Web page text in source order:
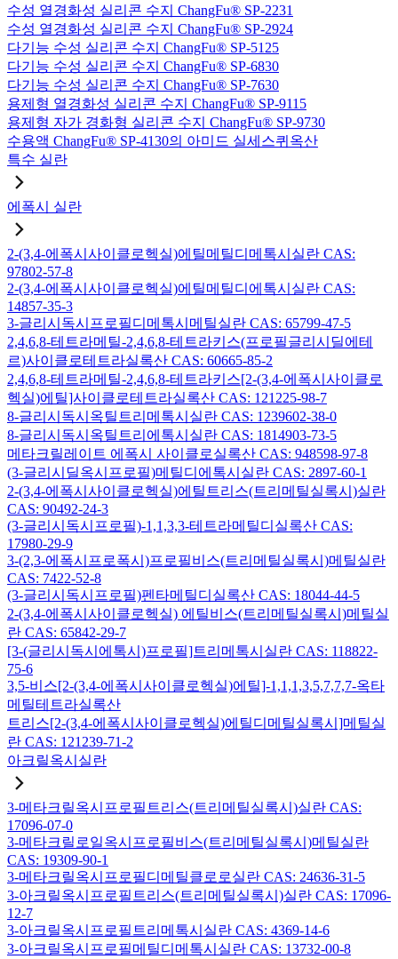
수성 열경화성 실리콘 수지 ChangFu® SP-2231
수성 열경화성 실리콘 수지 ChangFu® SP-2924
다기능 수성 실리콘 수지 ChangFu® SP-5125
다기능 수성 실리콘 수지 ChangFu® SP-6830
다기능 수성 실리콘 수지 ChangFu® SP-7630
용제형 열경화성 실리콘 수지 ChangFu® SP-9115
용제형 자가 경화형 실리콘 수지 ChangFu® SP-9730
수용액 ChangFu® SP-4130의 아미드 실세스퀴옥산
특수 실란
에폭시 실란
2-(3,4-에폭시사이클로헥실)에틸메틸디메톡시실란 CAS:
97802-57-8
2-(3,4-에폭시사이클로헥실)에틸메틸디에톡시실란 CAS:
14857-35-3
3-글리시독시프로필디메톡시메틸실란 CAS: 65799-47-5
2,4,6,8-테트라메틸-2,4,6,8-테트라키스(프로필글리시딜에테
르)사이클로테트라실록산 CAS: 60665-85-2
2,4,6,8-테트라메틸-2,4,6,8-테트라키스[2-(3,4-에폭시사이클로
헥실)에틸]사이클로테트라실록산 CAS: 121225-98-7
8-글리시독시옥틸트리메톡시실란 CAS: 1239602-38-0
8-글리시독시옥틸트리에톡시실란 CAS: 1814903-73-5
메타크릴레이트 에폭시 사이클로실록산 CAS: 948598-97-8
(3-글리시딜옥시프로필)메틸디에톡시실란 CAS: 2897-60-1
2-(3,4-에폭시사이클로헥실)에틸트리스(트리메틸실록시)실란
CAS: 90492-24-3
(3-글리시독시프로필)-1,1,3,3-테트라메틸디실록산 CAS:
17980-29-9
3-(2,3-에폭시프로폭시)프로필비스(트리메틸실록시)메틸실란
CAS: 7422-52-8
(3-글리시독시프로필)펜타메틸디실록산 CAS: 18044-44-5
2-(3,4-에폭시사이클로헥실) 에틸비스(트리메틸실록시)메틸실
란 CAS: 65842-29-7
[3-(글리시독시에톡시)프로필]트리메톡시실란 CAS: 118822-
75-6
3,5-비스[2-(3,4-에폭시사이클로헥실)에틸]-1,1,1,3,5,7,7,7-옥타
메틸테트라실록산
트리스[2-(3,4-에폭시사이클로헥실)에틸디메틸실록시]메틸실
란 CAS: 121239-71-2
아크릴옥시실란
3-메타크릴옥시프로필트리스(트리메틸실록시)실란 CAS:
17096-07-0
3-메타크릴로일옥시프로필비스(트리메틸실록시)메틸실란
CAS: 19309-90-1
3-메타크릴옥시프로필디메틸클로로실란 CAS: 24636-31-5
3-아크릴옥시프로필트리스(트리메틸실록시)실란 CAS: 17096-
12-7
3-아크릴옥시프로필트리메톡시실란 CAS: 4369-14-6
3-아크릴옥시프로필메틸디메톡시실란 CAS: 13732-00-8